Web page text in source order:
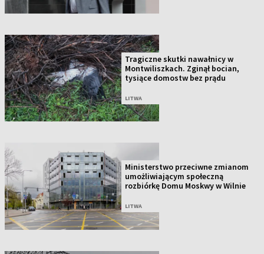
Tragiczne skutki nawałnicy w
Montwiliszkach. Zginął bocian,
tysiące domostw bez prądu
LITWA
Ministerstwo przeciwne zmianom
umożliwiającym społeczną
rozbiórkę Domu Moskwy w Wilnie
LITWA